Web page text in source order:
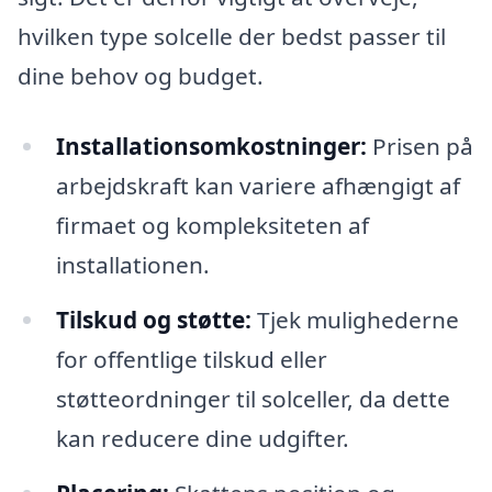
hvilken type solcelle der bedst passer til
dine behov og budget.
Installationsomkostninger: Prisen på
arbejdskraft kan variere afhængigt af
firmaet og kompleksiteten af
installationen.
Tilskud og støtte: Tjek mulighederne
for offentlige tilskud eller
støtteordninger til solceller, da dette
kan reducere dine udgifter.